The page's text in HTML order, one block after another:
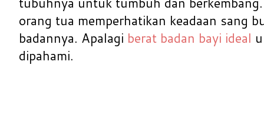
orang tua memperhatikan keadaan sang
badannya. Apalagi berat badan bayi ideal
dipahami.